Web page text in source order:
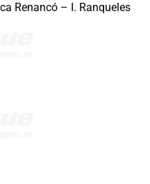
Renancó – I. Ranqueles